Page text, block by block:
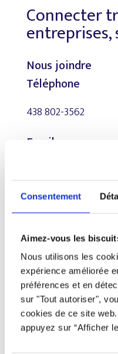
Consentement
Aimez-vous les
Nous utilisons les
expérience améliorée
préférences et en
sur "Tout autoriser",
cookies de ce site
appuyez sur “Afficher
Connecter
Nous joindre
Téléphone
438 802-3562
Email
Liens utiles
À propos
Nous contacter
Restez à l’affût !